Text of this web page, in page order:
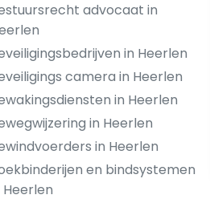
advocaat in
in Heerlen
camera in Heerlen
in Heerlen
in Heerlen
in Heerlen
en bindsystemen
Heerlen